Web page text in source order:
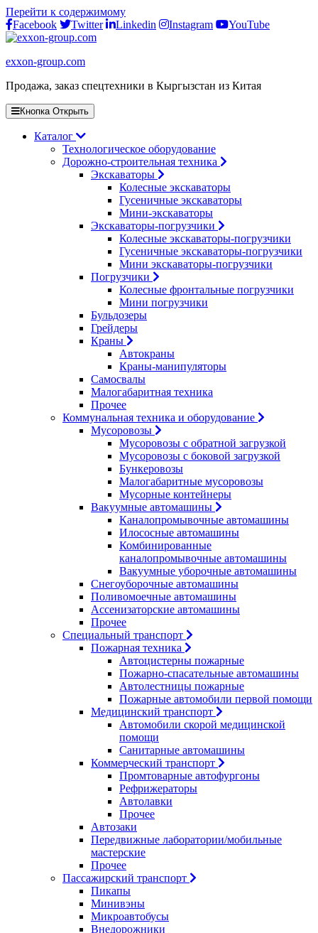
Перейти к содержимому
Facebook
Twitter Linkedin Instagram YouTube
exxon-group.com
Продажа, заказ спецтехники в Кыргызстан из Китая
Кнопка Открыть
Каталог
Технологическое оборудование
Дорожно-строительная техника
Экскаваторы
Колесные экскаваторы
Гусеничные экскаваторы
Мини-экскаваторы
Экскаваторы-погрузчики
Колесные экскаваторы-погрузчики
Гусеничные экскаваторы-погрузчики
Мини экскаваторы-погрузчики
Погрузчики
Колесные фронтальные погрузчики
Мини погрузчики
Бульдозеры
Грейдеры
Краны
Автокраны
Краны-манипуляторы
Самосвалы
Малогабаритная техника
Прочее
Коммунальная техника и оборудование
Мусоровозы
Мусоровозы с обратной загрузкой
Мусоровозы с боковой загрузкой
Бункеровозы
Малогабаритные мусоровозы
Мусорные контейнеры
Вакуумные автомашины
Каналопромывочные автомашины
Илососные автомашины
Комбинированные
каналопромывочные автомашины
Вакуумные уборочные автомашины
Снегоуборочные автомашины
Поливомоечные автомашины
Ассенизаторские автомашины
Прочее
Специальный транспорт
Пожарная техника
Автоцистерны пожарные
Пожарно-спасательные автомашины
Автолестницы пожарные
Пожарные автомобили первой помощи
Медицинский транспорт
Автомобили скорой медицинской
помощи
Санитарные автомашины
Коммерческий транспорт
Промтоварные автофургоны
Рефрижераторы
Автолавки
Прочее
Автозаки
Передвижные лаборатории/мобильные
мастерские
Прочее
Пассажирский транспорт
Пикапы
Минивэны
Микроавтобусы
Внедорожники